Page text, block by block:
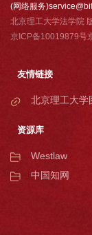
(网络服务
北京理工大学法学院
京ICP备10019879号
友情链接
北京理工大学
资源库
Westlaw
中国知网